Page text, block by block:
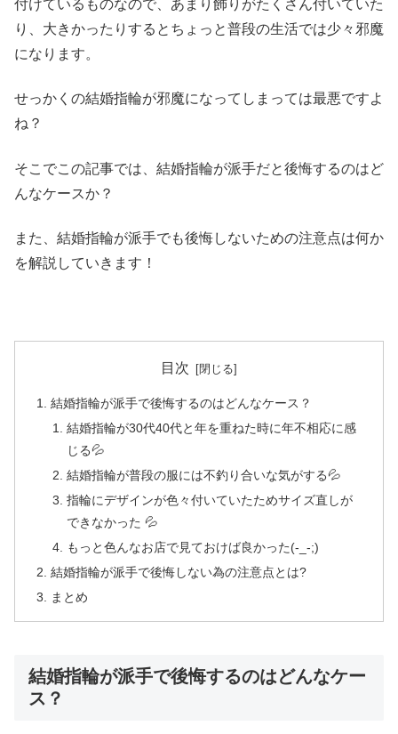
付けているものなので、あまり飾りがたくさん付いていた
り、大きかったりするとちょっと普段の生活では少々邪魔
になります。
せっかくの結婚指輪が邪魔になってしまっては最悪ですよ
ね？
そこでこの記事では、結婚指輪が派手だと後悔するのはど
んなケースか？
また、結婚指輪が派手でも後悔しないための注意点は何か
を解説していきます！
目次
結婚指輪が派手で後悔するのはどんなケース？
結婚指輪が30代40代と年を重ねた時に年不相応に感
じる💦
結婚指輪が普段の服には不釣り合いな気がする💦
指輪にデザインが色々付いていたためサイズ直しが
できなかった 💦
もっと色んなお店で見ておけば良かった(-_-;)
結婚指輪が派手で後悔しない為の注意点とは?
まとめ
結婚指輪が派手で後悔するのはどんなケー
ス？